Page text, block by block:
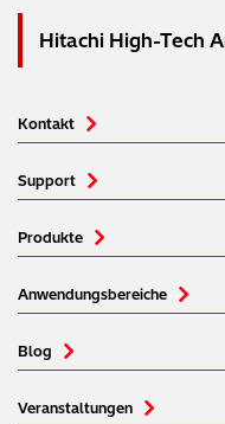
Hitachi High-Tech
Kontakt
Support
Produkte
Anwendungsbereiche
Blog
Veranstaltungen